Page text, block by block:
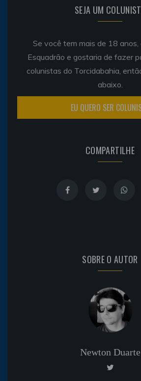
SEJA UM
Se você tem mais de 18
Esquadrão e gostaria de fazer
colunistas do Torcidabahia,
abaixo.
EU QUERO SER
COMPARTILHE
SOBRE O AUTOR
Newton Duarte